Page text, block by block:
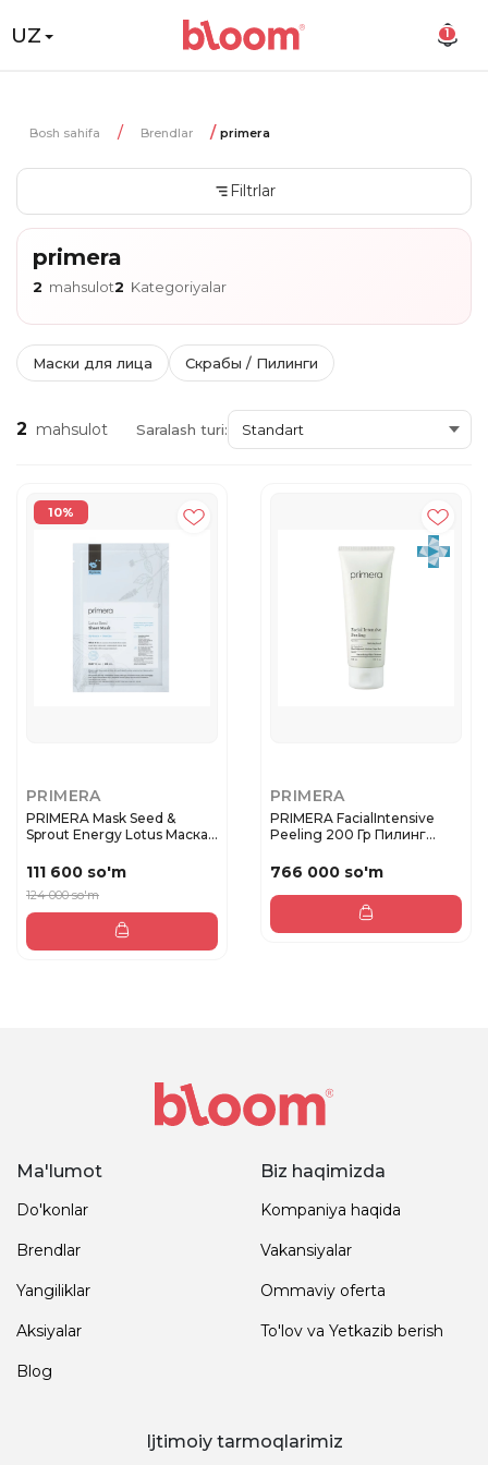
UZ 1
Bosh sahifa Brendlar primera
Filtrlar
primera
2 mahsulot2 Kategoriyalar
Маски для лица Скрабы / Пилинги
2 mahsulot Saralash turi:
10%
PRIMERA
PRIMERA Mask Seed &
Sprout Energy Lotus Маска
111 600 so'm
124 000 so'm
PRIMERA
PRIMERA FacialIntensive
Peeling 200 Гр Пилинг
766 000 so'm
Ma'lumot
Do'konlar
Brendlar
Yangiliklar
Aksiyalar
Blog
Biz haqimizda
Kompaniya haqida
Vakansiyalar
Ommaviy oferta
To'lov va Yetkazib berish
Ijtimoiy tarmoqlarimiz